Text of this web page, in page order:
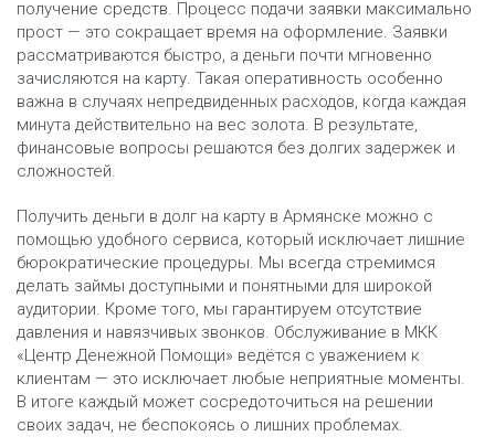
получение средств. Процесс подачи заявки максимально
прост — это сокращает время на оформление. Заявки
рассматриваются быстро, а деньги почти мгновенно
зачисляются на карту. Такая оперативность особенно
важна в случаях непредвиденных расходов, когда каждая
минута действительно на вес золота. В результате,
финансовые вопросы решаются без долгих задержек и
сложностей.
Получить деньги в долг на карту в Армянске можно с
помощью удобного сервиса, который исключает лишние
бюрократические процедуры. Мы всегда стремимся
делать займы доступными и понятными для широкой
аудитории. Кроме того, мы гарантируем отсутствие
давления и навязчивых звонков. Обслуживание в МКК
«Центр Денежной Помощи» ведётся с уважением к
клиентам — это исключает любые неприятные моменты.
В итоге каждый может сосредоточиться на решении
своих задач, не беспокоясь о лишних проблемах.